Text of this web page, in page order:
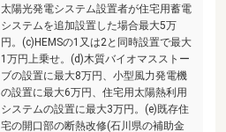
太陽光発電システム設置者が住宅用蓄電
システムを追加設置した場合最大5万
円。(c)HEMSの1又は2と同時設置で最大
1万円上乗せ。(d)木質バイオマスストー
ブの設置に最大8万円、小型風力発電機
の設置に最大6万円、住宅用太陽熱利用
システムの設置に最大3万円。(e)既存住
宅の開口部の断熱改修(石川県の補助金